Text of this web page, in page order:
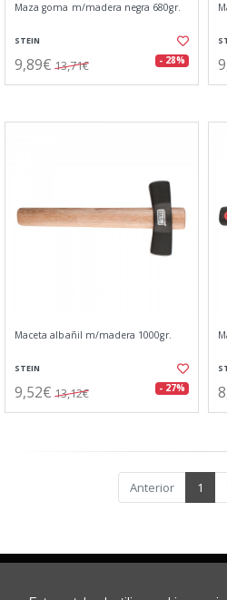
Maza goma m/madera negra 680gr.
STEIN
9,89€ 13,71€ - 28%
Maceta albañil m/madera 1000gr.
STEIN
9,52€ 13,12€ - 27%
Anterior 1